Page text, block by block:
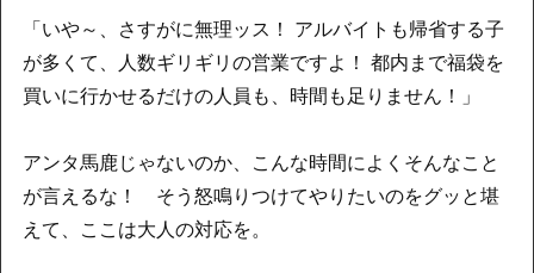
「いや～、さすがに無理ッス！ アルバイトも帰省する子
が多くて、人数ギリギリの営業ですよ！ 都内まで福袋を
買いに行かせるだけの人員も、時間も足りません！」
アンタ馬鹿じゃないのか、こんな時間によくそんなこと
が言えるな！ そう怒鳴りつけてやりたいのをグッと堪
えて、ここは大人の対応を。